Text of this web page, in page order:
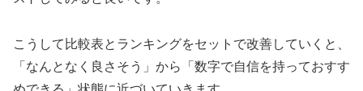
こうして比較表とランキングをセットで改善していくと、
「なんとなく良さそう」から「数字で自信を持っておすす